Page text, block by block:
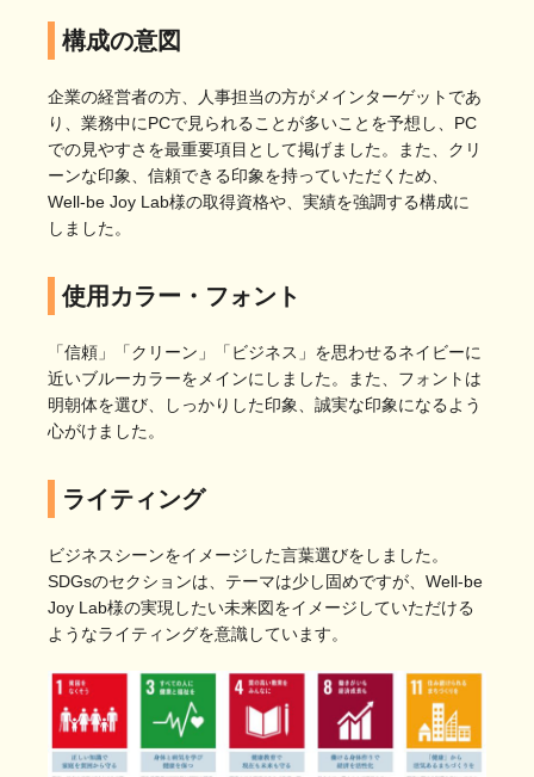
構成の意図
企業の経営者の方、人事担当の方がメインターゲットであ
り、業務中にPCで見られることが多いことを予想し、PC
での見やすさを最重要項目として掲げました。また、クリ
ーンな印象、信頼できる印象を持っていただくため、
Well-be Joy Lab様の取得資格や、実績を強調する構成に
しました。
使用カラー・フォント
「信頼」「クリーン」「ビジネス」を思わせるネイビーに
近いブルーカラーをメインにしました。また、フォントは
明朝体を選び、しっかりした印象、誠実な印象になるよう
心がけました。
ライティング
ビジネスシーンをイメージした言葉選びをしました。
SDGsのセクションは、テーマは少し固めですが、Well-be
Joy Lab様の実現したい未来図をイメージしていただける
ようなライティングを意識しています。